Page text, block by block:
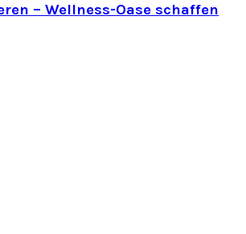
– Wellness-Oase schaffen